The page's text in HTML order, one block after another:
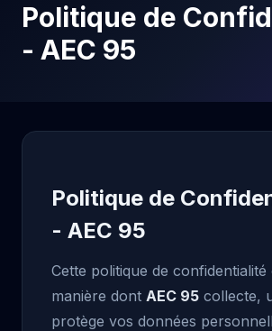
Politique de
- AEC 95
Politique de
- AEC 95
Cette politique de confidentialité
manière dont AEC 95 collecte,
protège vos données